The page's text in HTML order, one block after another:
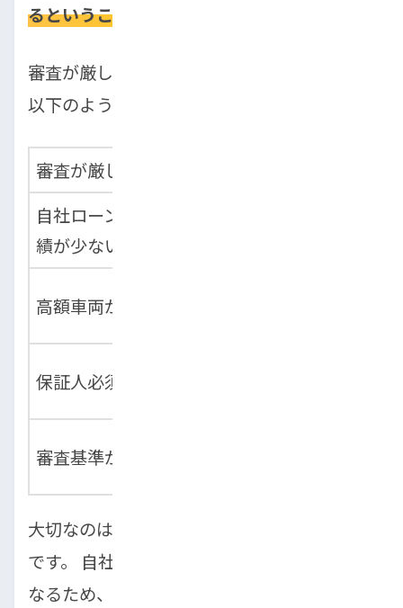
るということは珍しくありません。
審査が厳しくなりやすい店舗の特徴として、
以下のような傾向があります。
審査が厳しい傾向
自社ローンの取扱実
績が少ない
高額車両がメイン
保証人必須
審査基準が画一的
大切なのは、一度の審査落ちで諦めないこと
です。 自社ローンの審査基準は店舗ごとに異
なるため、「A店で落ちた＝どこでも落ち